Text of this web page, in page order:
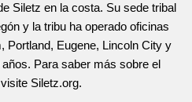
Siletz en la costa. Su sede tribal
y la tribu ha operado oficinas
Portland, Eugene, Lincoln City y
Para saber más sobre el
Siletz.org.